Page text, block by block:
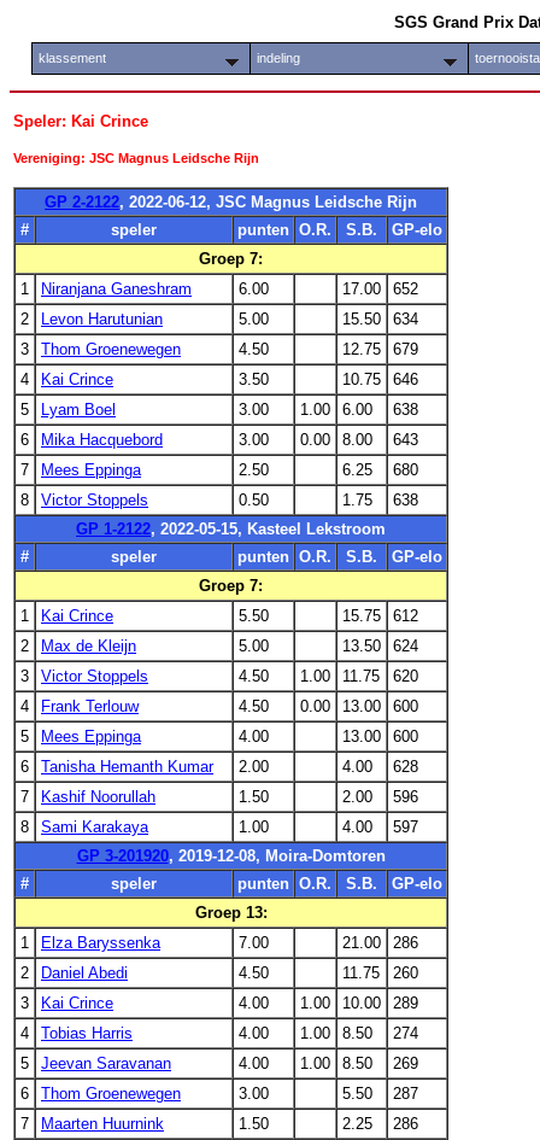
SGS Grand Prix
klassement indeling
Speler: Kai Crince
Vereniging: JSC Magnus Leidsche Rijn
GP 2-2122, 2022-06-12, JSC Magnus Leidsche Rijn
#
speler punten O.R. S.B.
GP-elo
Groep 7:
1
Niranjana Ganeshram 6.00 17.00
652
2
Levon Harutunian 5.00 15.50
634
3
Thom Groenewegen 4.50 12.75
679
4
Kai Crince 3.50 10.75
646
5
Lyam Boel 3.00 1.00 6.00
638
6
Mika Hacquebord 3.00 0.00 8.00
643
7
Mees Eppinga 2.50 6.25
680
8
Victor Stoppels 0.50 1.75
638
GP 1-2122, 2022-05-15, Kasteel Lekstroom
#
speler punten O.R. S.B.
GP-elo
Groep 7:
1
Kai Crince 5.50 15.75
612
2
Max de Kleijn 5.00 13.50
624
3
Victor Stoppels 4.50 1.00 11.75
620
4
Frank Terlouw 4.50 0.00 13.00
600
5
Mees Eppinga 4.00 13.00
600
6
Tanisha Hemanth Kumar 2.00 4.00
628
7
Kashif Noorullah 1.50 2.00
596
8
Sami Karakaya 1.00 4.00
597
GP 3-201920, 2019-12-08, Moira-Domtoren
#
speler punten O.R. S.B.
GP-elo
Groep 13:
1
Elza Baryssenka 7.00 21.00
286
2
Daniel Abedi 4.50 11.75
260
3
Kai Crince 4.00 1.00 10.00
289
4
Tobias Harris 4.00 1.00 8.50
274
5
Jeevan Saravanan 4.00 1.00 8.50
269
6
Thom Groenewegen 3.00 5.50
287
7
Maarten Huurnink 1.50 2.25
286